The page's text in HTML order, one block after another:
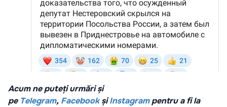
Acum ne puteți urmări și
pe Telegram, Facebook șiInstagrampentru a fi la